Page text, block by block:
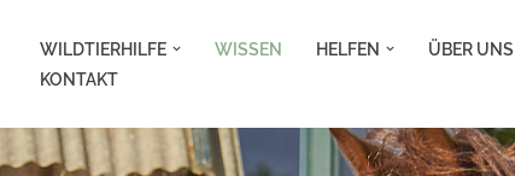
WILDTIERHILFE WISSEN HELFEN
ÜBER UNS
KONTAKT